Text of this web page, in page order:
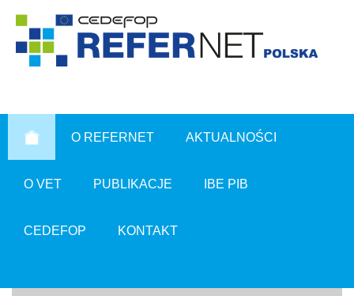
O REFERNET AKTUALNOŚCI
O VET PUBLIKACJE IBE PIB
CEDEFOP KONTAKT